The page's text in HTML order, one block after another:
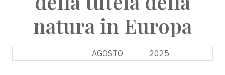
natura in Europa
AGOSTO 2025